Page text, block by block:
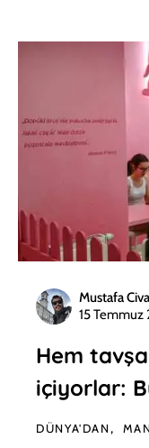
Mustafa
15 Temmuz
Hem
içiyorlar:
DÜNYA'DAN